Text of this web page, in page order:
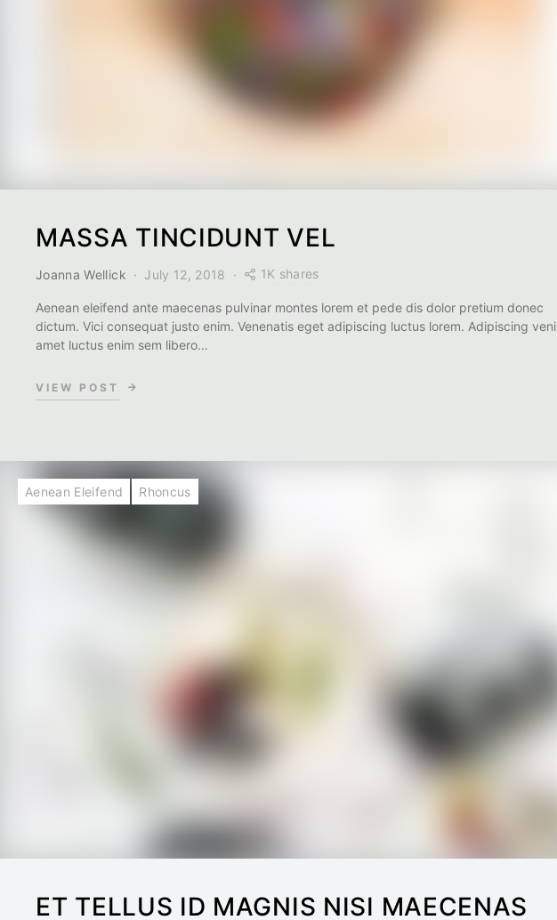
MASSA TINCIDUNT VEL
Joanna Wellick July 12, 2018 1K shares
Aenean eleifend ante maecenas pulvinar montes lorem et pede dis dolor pretium donec
dictum. Vici consequat justo enim. Venenatis eget adipiscing luctus lorem. Adipiscing veni
amet luctus enim sem libero…
VIEW POST
Aenean Eleifend Rhoncus
ET TELLUS ID MAGNIS NISI MAECENAS